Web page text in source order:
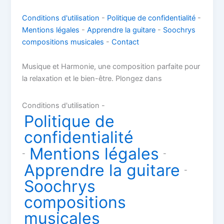
Conditions d'utilisation - Politique de confidentialité -
Mentions légales -Apprendre la guitare - Soochrys
compositions musicales -Contact
Musique et Harmonie, une composition parfaite pour
la relaxation et le bien-être. Plongez dans
Conditions d'utilisation -
Politique de
confidentialité
- Mentions légales -
Apprendre la guitare -
Soochrys
compositions
musicales